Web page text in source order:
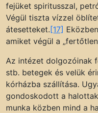
fejüket spiritusszal,
Végül tiszta vízzel
átesetteket.[17]
amiket végül a
Az intézet dolgozóinak
stb. betegek és velük
kórházba szállítása.
gondoskodott a
munka közben mind a